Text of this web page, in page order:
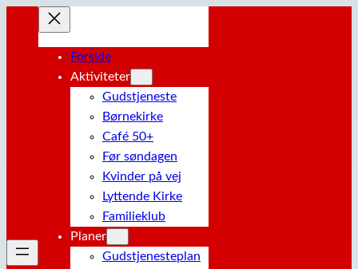
Forside
Aktiviteter
Gudstjeneste
Børnekirke
Café 50+
Før søndagen
Kvinder på vej
Lyttende Kirke
Familieklub
Planer
Gudstjenesteplan